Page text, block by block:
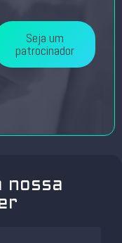
Seja um
patrocinador
nossa